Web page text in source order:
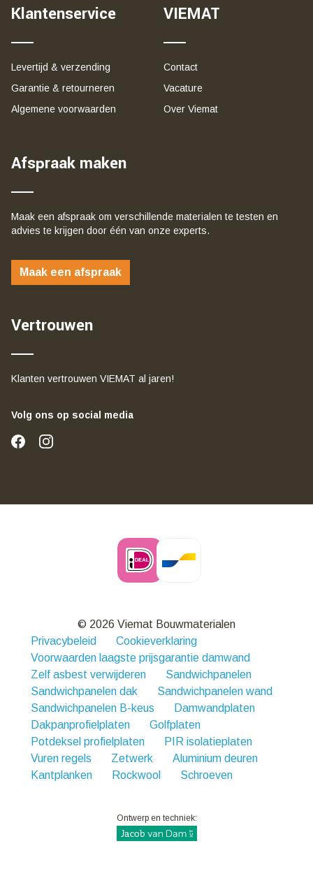
Klantenservice
Levertijd & verzending
Garantie & retourneren
Algemene voorwaarden
VIEMAT
Contact
Vacature
Over Viemat
Afspraak maken
Maak een afspraak om verschillende materialen te testen en
advies te krijgen door één van onze experts.
Maak een afspraak
Vertrouwen
Klanten vertrouwen VIEMAT al jaren!
Volg ons op social media
© 2026 Viemat Bouwmaterialen
Privacybeleid
Cookieverklaring
Voorwaarden laagste prijsgarantie damwand
Zelf asbest verwijderen
Sandwichpanelen
Sandwichpanelen dak
Sandwichpanelen wand
Sandwichpanelen B-keus
Damwandplaten
Dakpanprofielplaten
Golfplaten
Potdeksel profielplaten
PIR isolatieplaten
Vuren regels
Zetwerk
Aluminium deuren
Kantplanken
Rockwool Schroeven
Ontwerp en techniek: